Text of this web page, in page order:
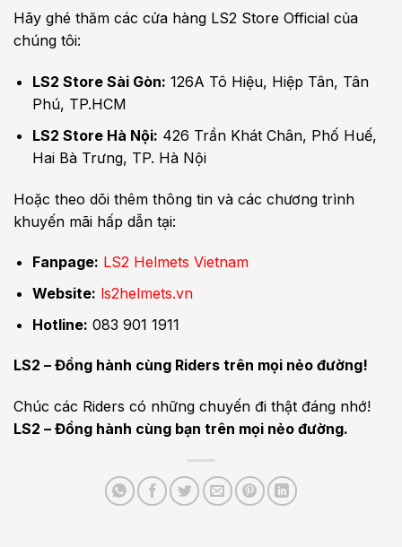
Hãy ghé thăm các cửa hàng LS2 Store Official của
chúng tôi:
LS2 Store Sài Gòn: 126A Tô Hiệu, Hiệp Tân, Tân
Phú, TP.HCM
LS2 Store Hà Nội: 426 Trần Khát Chân, Phố Huế,
Hai Bà Trưng, TP. Hà Nội
Hoặc theo dõi thêm thông tin và các chương trình
khuyến mãi hấp dẫn tại:
Fanpage: LS2 Helmets Vietnam
Website: ls2helmets.vn
Hotline: 083 901 1911
LS2 – Đồng hành cùng Riders trên mọi nẻo đường!
Chúc các Riders có những chuyến đi thật đáng nhớ!
LS2 – Đồng hành cùng bạn trên mọi nẻo đường.